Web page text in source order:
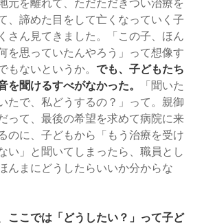
元を離れて、ただただきつい治療を
、諦めた目をして亡くなっていく子
さん見てきました。「この子、ほん
を思っていたんやろう」って想像す
もないというか。でも、子どもたち
を聞けるすべがなかった。
「聞いた
たで、私どうするの？」って。親御
って、最後の希望を求めて病院に来
のに、子どもから「もう治療を受け
い」と聞いてしまったら、職員とし
んまにどうしたらいいか分からな
ここでは「どうしたい？」って子ど